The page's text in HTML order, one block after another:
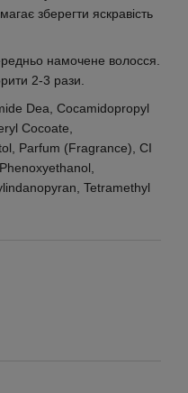
зберегти яскравість
намочене волосся.
2-3 рази.
Dea, Cocamidopropyl
Cocoate,
Parfum (Fragrance), CI
Tetramethyl